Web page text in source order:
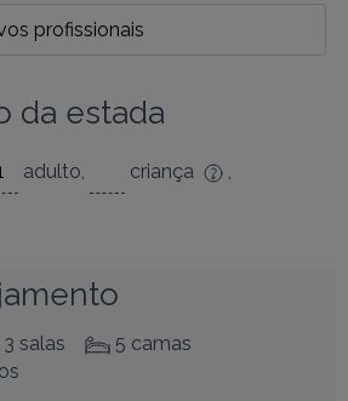
profissionais
da estada
adulto, criança
,
3 salas
5 camas